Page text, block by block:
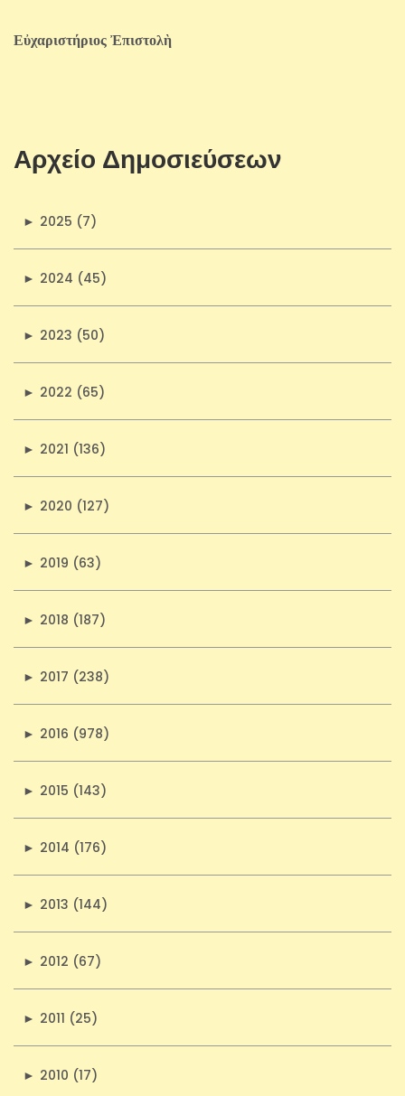
Εὐχαριστήριος Ἐπιστολὴ
Αρχείο Δημοσιεύσεων
► 2025 (7)
► 2024 (45)
► 2023 (50)
► 2022 (65)
► 2021 (136)
► 2020 (127)
► 2019 (63)
► 2018 (187)
► 2017 (238)
► 2016 (978)
► 2015 (143)
► 2014 (176)
► 2013 (144)
► 2012 (67)
► 2011 (25)
► 2010 (17)